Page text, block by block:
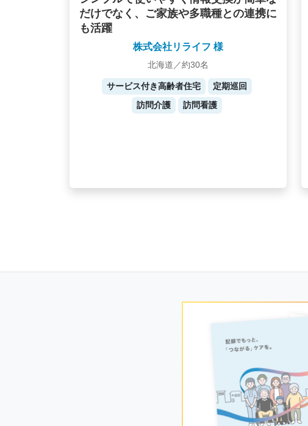
だけでなく、ご家族や多職種との連携に
も活躍
株式会社リライフ 様
北海道／約30名
サービス付き高齢者住宅
定期巡回
訪問介護
訪問看護